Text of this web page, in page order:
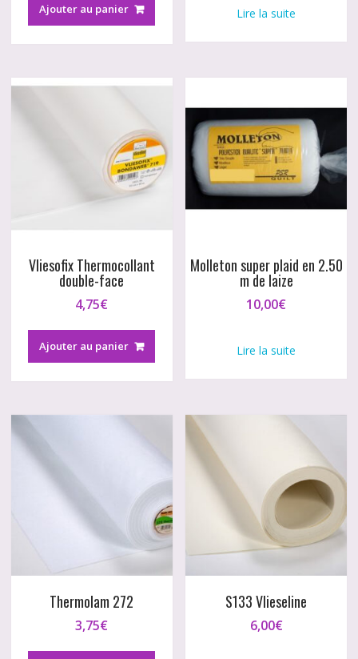
Ajouter au panier Lire la suite
Vliesofix Thermocollant
double-face
4,75€
Ajouter au panier
Molleton super plaid en 2.50
m de laize
10,00€
Lire la suite
Thermolam 272
3,75€
S133 Vlieseline
6,00€